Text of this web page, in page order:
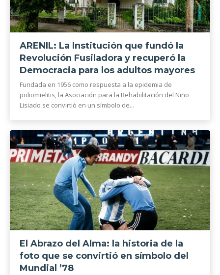
ARENIL: La Institución que fundó la
Revolución Fusiladora y recuperó la
Democracia para los adultos mayores
Fundada en 1956 como respuesta a la epidemia de
poliomielitis, la Asociación para la Rehabilitación del Niño
Lisiado se convirtió en un símbolo de...
El Abrazo del Alma: la historia de la
foto que se convirtió en símbolo del
Mundial ’78